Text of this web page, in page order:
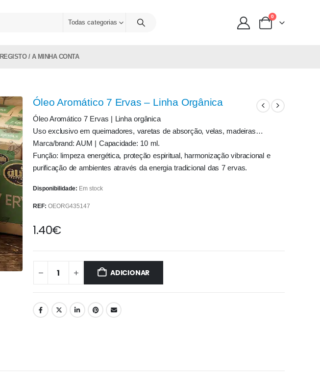
Todas categorias
0
REGISTO / A MINHA CONTA
Óleo Aromático 7 Ervas – Linha Orgânica
Óleo Aromático 7 Ervas | Linha orgânica
Uso exclusivo em queimadores, varetas de absorção, velas, madeiras…
Marca/brand: AUM | Capacidade: 10 ml.
Função: limpeza energética, proteção espiritual, harmonização vibracional e
purificação de ambientes através da energia tradicional das 7 ervas.
Disponibilidade: Em stock
REF:OEORG435147
1.40€
ADICIONAR